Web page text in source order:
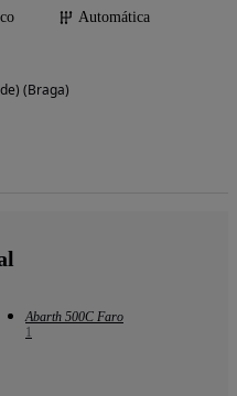
Automática
(Braga)
Abarth 500C Faro
1